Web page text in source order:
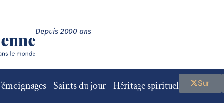
Depuis 2000 ans
Saints du jour Héritage spirituel Sur